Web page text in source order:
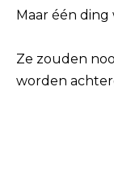
Maar één ding
Ze zouden
worden